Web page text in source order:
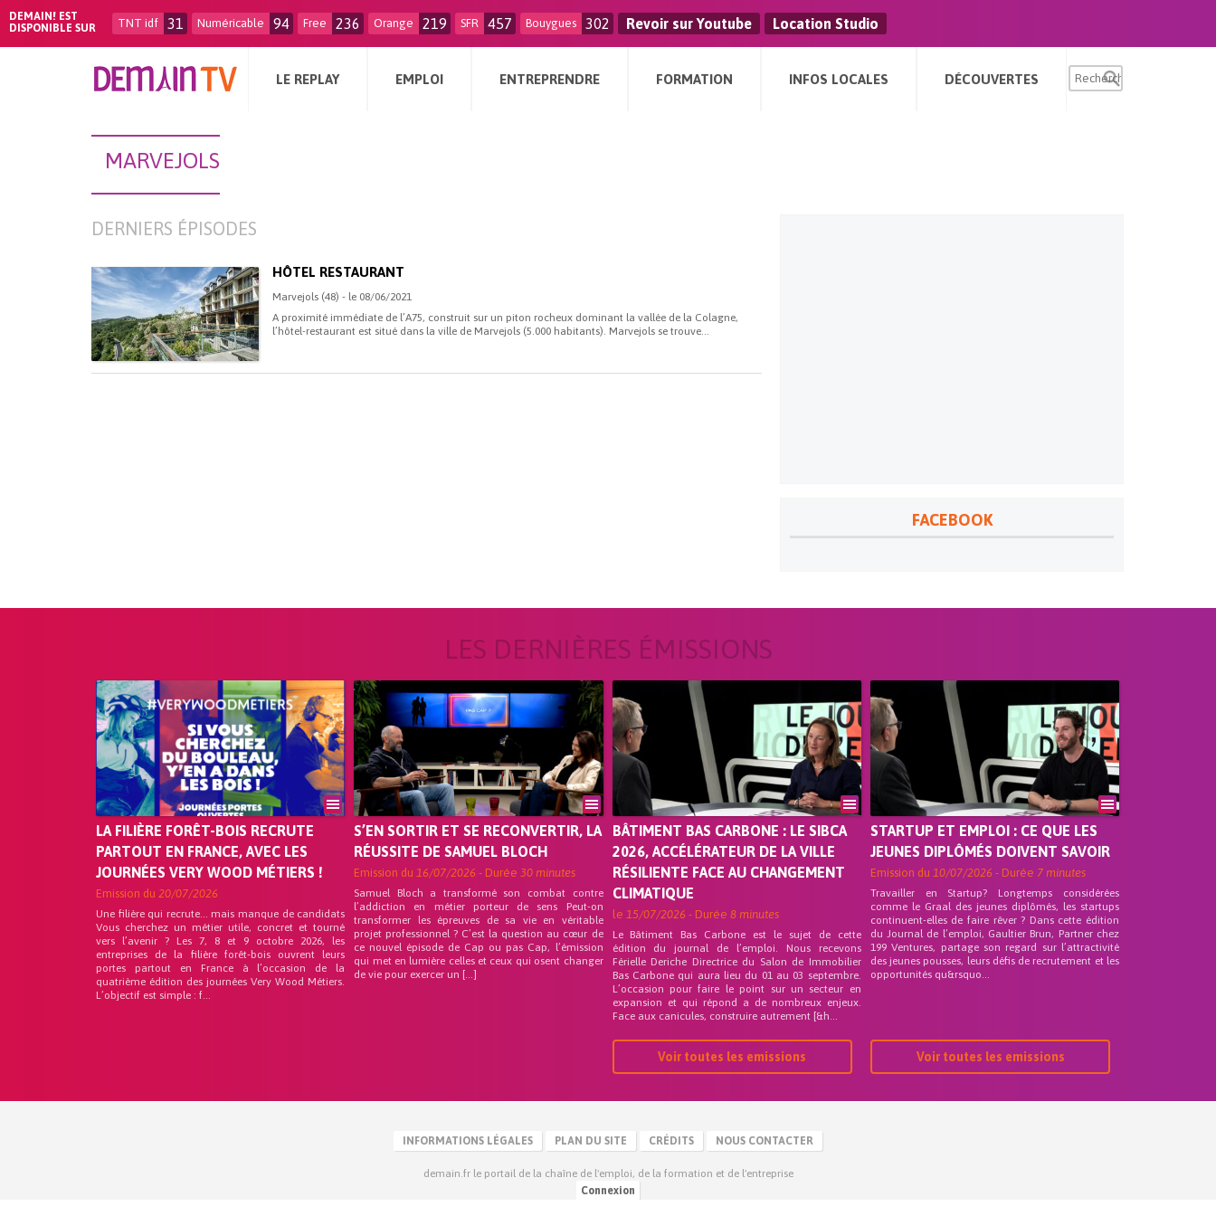
DEMAIN! EST
DISPONIBLE SUR
TNT idf 31 Numéricable 94 Free 236 Orange 219 SFR 457 Bouygues 302 Revoir sur Youtube Location Studio
LE REPLAY EMPLOI ENTREPRENDRE FORMATION INFOS LOCALES DÉCOUVERTES
MARVEJOLS
DERNIERS ÉPISODES
HÔTEL RESTAURANT
Marvejols (48) - le 08/06/2021
A proximité immédiate de l’A75, construit sur un piton rocheux dominant la vallée de la Colagne,
l’hôtel-restaurant est situé dans la ville de Marvejols (5.000 habitants). Marvejols se trouve...
FACEBOOK
LES DERNIÈRES ÉMISSIONS
LA FILIÈRE FORÊT-BOIS RECRUTE
PARTOUT EN FRANCE, AVEC LES
JOURNÉES VERY WOOD MÉTIERS !
Emission du 20/07/2026
Une filière qui recrute… mais manque de candidats
Vous cherchez un métier utile, concret et tourné
vers l’avenir ? Les 7, 8 et 9 octobre 2026, les
entreprises de la filière forêt-bois ouvrent leurs
portes partout en France à l’occasion de la
quatrième édition des journées Very Wood Métiers.
L’objectif est simple : f...
S’EN SORTIR ET SE RECONVERTIR, LA
RÉUSSITE DE SAMUEL BLOCH
Emission du16/07/2026 - Durée30 minutes
Samuel Bloch a transformé son combat contre
l’addiction en métier porteur de sens Peut-on
transformer les épreuves de sa vie en véritable
projet professionnel ? C’est la question au cœur de
ce nouvel épisode de Cap ou pas Cap, l’émission
qui met en lumière celles et ceux qui osent changer
de vie pour exercer un […]
BÂTIMENT BAS CARBONE : LE SIBCA
2026, ACCÉLÉRATEUR DE LA VILLE
RÉSILIENTE FACE AU CHANGEMENT
CLIMATIQUE
le 15/07/2026 - Durée 8 minutes
Le Bâtiment Bas Carbone est le sujet de cette
édition du journal de l’emploi. Nous recevons
Férielle Deriche Directrice du Salon de Immobilier
Bas Carbone qui aura lieu du 01 au 03 septembre.
L’occasion pour faire le point sur un secteur en
expansion et qui répond a de nombreux enjeux.
Face aux canicules, construire autrement [&h...
Voir toutes les emissions
STARTUP ET EMPLOI : CE QUE LES
JEUNES DIPLÔMÉS DOIVENT SAVOIR
Emission du 10/07/2026 - Durée 7 minutes
Travailler en Startup? Longtemps considérées
comme le Graal des jeunes diplômés, les startups
continuent-elles de faire rêver ? Dans cette édition
du Journal de l’emploi, Gaultier Brun, Partner chez
199 Ventures, partage son regard sur l’attractivité
des jeunes pousses, leurs défis de recrutement et les
opportunités qu&rsquo...
Voir toutes les emissions
INFORMATIONS LÉGALES PLAN DU SITE CRÉDITS NOUS CONTACTER
demain.fr le portail de la chaîne de l'emploi, de la formation et de l'entreprise
Connexion